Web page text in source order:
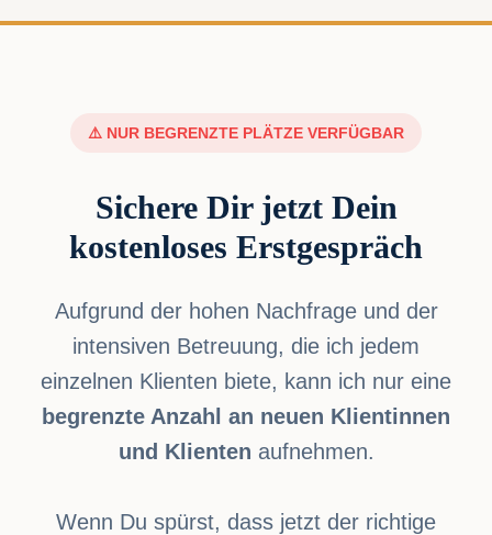
⚠️ NUR BEGRENZTE PLÄTZE VERFÜGBAR
Sichere Dir jetzt Dein
kostenloses Erstgespräch
Aufgrund der hohen Nachfrage und der
intensiven Betreuung, die ich jedem
einzelnen Klienten biete, kann ich nur eine
begrenzte Anzahl an neuen Klientinnen
und Klienten aufnehmen.
Wenn Du spürst, dass jetzt der richtige